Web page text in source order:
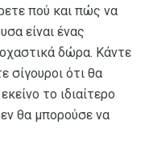
πού και πώς να
είναι ένας
δώρα. Κάντε
σίγουροι ότι θα
το ιδιαίτερο
θα μπορούσε να